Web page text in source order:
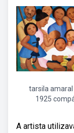
tarsila
1925
A artista